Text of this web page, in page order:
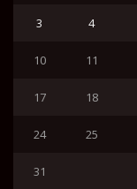
3 4
10 11
17 18
24 25
31